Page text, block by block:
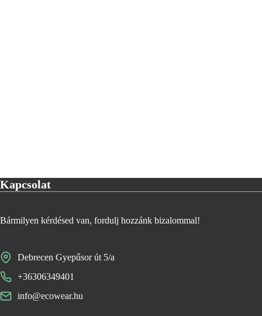
Kapcsolat
Bármilyen kérdésed van, fordulj hozzánk bizalommal!
Debrecen Gyepűsor út 5/a
+36306349401
info@ecowear.hu